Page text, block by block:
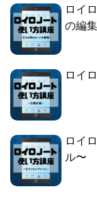
ロイ
の編
ロイ
ロイ
ル〜